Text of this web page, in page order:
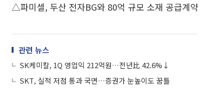
△파미셀, 두산 전자BG와 80억 규모 소재 공급계약
관련 뉴스
SK케미칼, 1Q 영업익 212억원…전년比 42.6%↓
SKT, 실적 저점 통과 국면…증권가 눈높이도 꿈틀